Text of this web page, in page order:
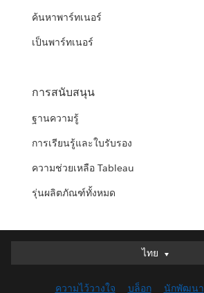
ค้นหาพาร์ทเนอร์
เป็นพาร์ทเนอร์
การสนับสนุน
ฐานความรู้
การเรียนรู้และใบรับรอง
ความช่วยเหลือ Tableau
รุ่นผลิตภัณฑ์ทั้งหมด
ไทย
ไทย
English (UK)
ความไว้วางใจ บล็อก นักพัฒนา